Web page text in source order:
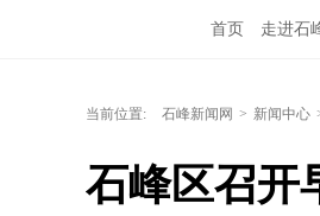
首页 走进石
当前位置: 石峰新闻网 > 新闻中心
石峰区召开